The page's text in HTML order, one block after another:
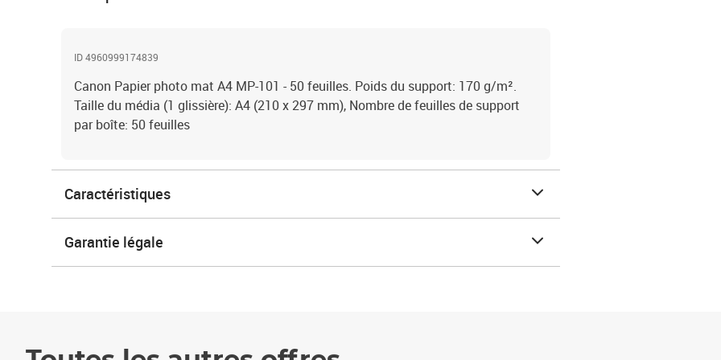
ID 4960999174839
Canon Papier photo mat A4 MP-101 - 50 feuilles. Poids du support: 170 g/m².
Taille du média (1 glissière): A4 (210 x 297 mm), Nombre de feuilles de support
par boîte: 50 feuilles
Caractéristiques
Garantie légale